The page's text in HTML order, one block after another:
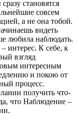
становятся
совсем
а не она тобой.
видеть
любила наблюдать.
интерес. К себе, к
взгляд
интересным
и покою от
процесс.
получить что-
что Наблюдение –